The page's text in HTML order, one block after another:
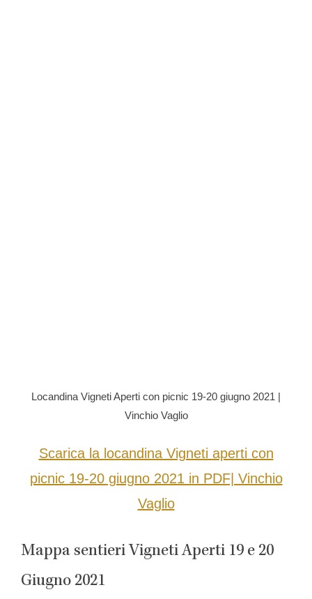
Locandina Vigneti Aperti con picnic 19-20 giugno 2021 |
Vinchio Vaglio
Scarica la locandina Vigneti aperti con
picnic 19-20 giugno 2021 in PDF| Vinchio
Vaglio
Mappa sentieri Vigneti Aperti 19 e 20
Giugno 2021